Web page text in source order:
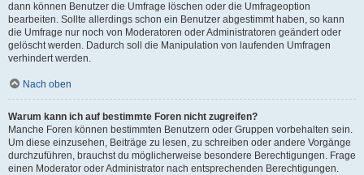
dann können Benutzer die Umfrage löschen oder die Umfrageoption
bearbeiten. Sollte allerdings schon ein Benutzer abgestimmt haben, so kann
die Umfrage nur noch von Moderatoren oder Administratoren geändert oder
gelöscht werden. Dadurch soll die Manipulation von laufenden Umfragen
verhindert werden.
Nach oben
Warum kann ich auf bestimmte Foren nicht zugreifen?
Manche Foren können bestimmten Benutzern oder Gruppen vorbehalten sein.
Um diese einzusehen, Beiträge zu lesen, zu schreiben oder andere Vorgänge
durchzuführen, brauchst du möglicherweise besondere Berechtigungen. Frage
einen Moderator oder Administrator nach entsprechenden Berechtigungen.